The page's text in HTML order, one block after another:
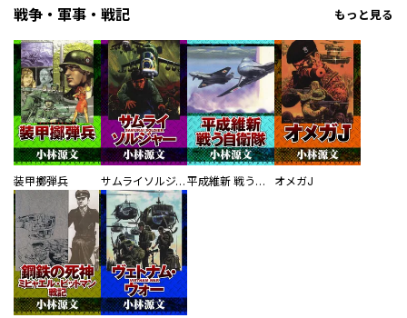
戦争・軍事・戦記 もっと見る
装甲擲弾兵 サムライソルジャー SAMURAI SOLDIER 平成維新 戦う自衛隊 オメガJ